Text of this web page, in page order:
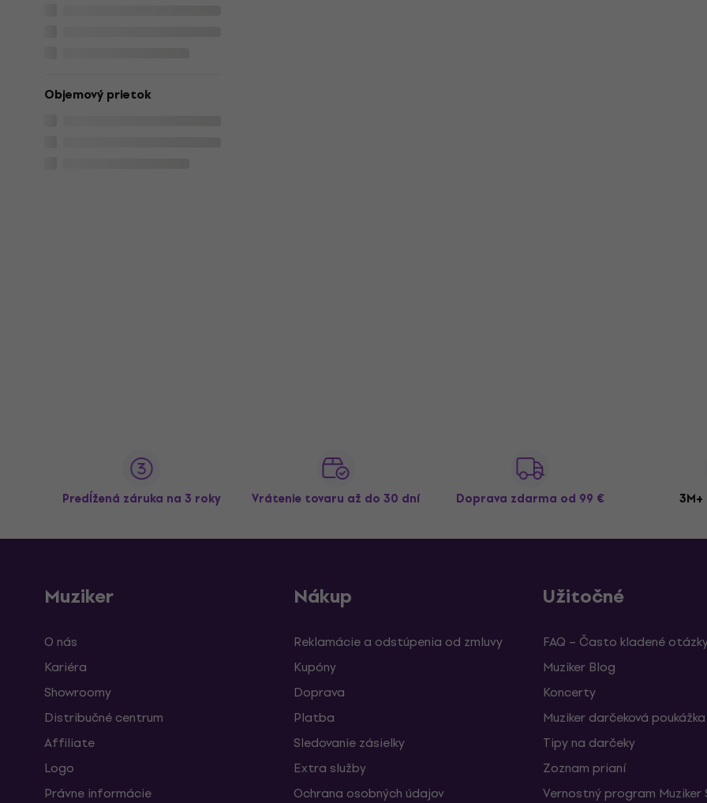
Objemový prietok
Predĺžená záruka na 3 roky Vrátenie tovaru až do 30 dní Doprava zdarma od 99 €
Muziker
O nás
Kariéra
Showroomy
Distribučné centrum
Affiliate
Logo
Právne informácie
Nákup
Reklamácie a odstúpenia od zmluvy
Kupóny
Doprava
Platba
Sledovanie zásielky
Extra služby
Ochrana osobných údajov
Užitočné
FAQ – Často kladené
Muziker Blog
Koncerty
Muziker darčeková poukážka
Tipy na darčeky
Zoznam prianí
Vernostný program Muziker